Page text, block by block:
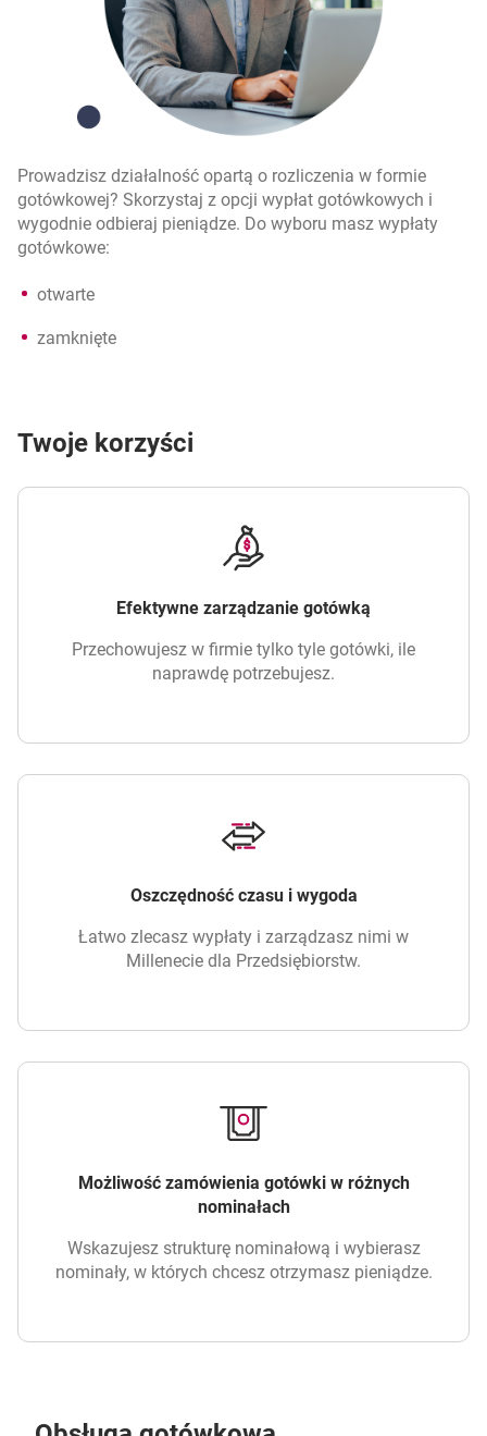
Prowadzisz działalność opartą o rozliczenia w formie
gotówkowej? Skorzystaj z opcji wypłat gotówkowych i
wygodnie odbieraj pieniądze. Do wyboru masz wypłaty
gotówkowe:
otwarte
zamknięte
Twoje korzyści
Efektywne zarządzanie gotówką
Przechowujesz w firmie tylko tyle gotówki, ile
naprawdę potrzebujesz.
Oszczędność czasu i wygoda
Łatwo zlecasz wypłaty i zarządzasz nimi w
Millenecie dla Przedsiębiorstw.
Możliwość zamówienia gotówki w różnych
nominałach
Wskazujesz strukturę nominałową i wybierasz
nominały, w których chcesz otrzymasz pieniądze.